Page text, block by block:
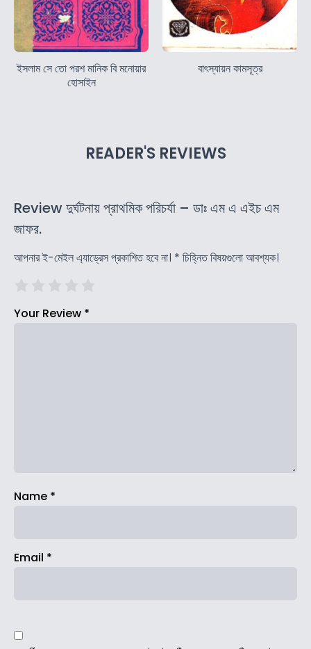
ইসলাম সে তো পরশ মানিক বি মনোয়ার
হোসাইন
বাৎস্যায়ন কামসূত্র
READER'S REVIEWS
Review দুর্ঘটনায় প্রাথমিক পরিচর্যা – ডাঃ এম এ এইচ এম
জাফর.
আপনার ই-মেইল এ্যাড্রেস প্রকাশিত হবে না। * চিহ্নিত বিষয়গুলো আবশ্যক।
Your Review *
Name *
Email *